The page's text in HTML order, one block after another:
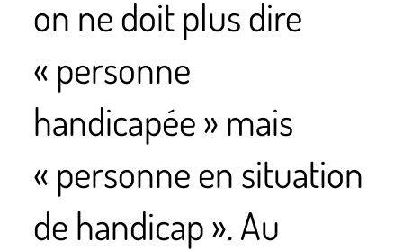
on ne doit plus dire
« personne
handicapée » mais
« personne en situation
de handicap ». Au